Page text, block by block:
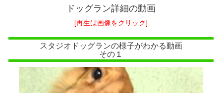
ドッグラン詳細の動画
[再生は画像をクリック]
スタジオドッグランの様子がわかる動画
その１